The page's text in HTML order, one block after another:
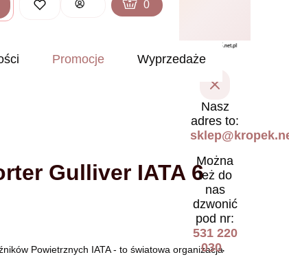
Zaloguj się
Produkty w koszyku: 0. Zobacz
Koszyk
Nasz
adres to:
Można
też do
nas
dzwonić
pod nr:
531 220
030.
Promocje Wyprzedaże
Gulliver IATA 6
Powietrznych IATA - to światowa organizacja